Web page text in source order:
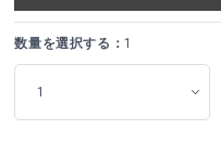
数量を選択する： 1